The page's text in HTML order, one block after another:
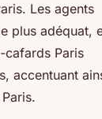
Les agents
plus adéquat,
cafards Paris
accentuant